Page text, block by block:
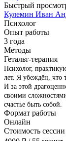
Быстрый
Кулемин Иван
Психолог
Опыт работы
3 года
Методы
Гетальт-терапия
Психолог,
лет. Я убеждён, что
И за этой
своими
счастье быть собой.
Формат работы
Онлайн
Стоимость сессии